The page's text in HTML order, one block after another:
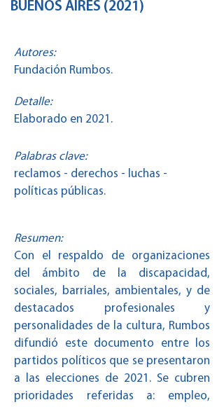
BUENOS AIRES (2021)
Autores:
Fundación Rumbos.
Detalle:
Elaborado en 2021.
Palabras clave:
reclamos - derechos - luchas -
políticas públicas.
Resumen:
Con el respaldo de organizaciones
del ámbito de la discapacidad,
sociales, barriales, ambientales, y de
destacados profesionales y
personalidades de la cultura, Rumbos
difundió este documento entre los
partidos políticos que se presentaron
a las elecciones de 2021. Se cubren
prioridades referidas a: empleo,